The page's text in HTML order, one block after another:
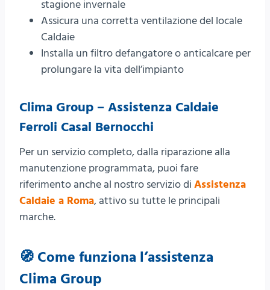
stagione invernale
Assicura una corretta ventilazione del locale
Caldaie
Installa un filtro defangatore o anticalcare per
prolungare la vita dell’impianto
Clima Group – Assistenza Caldaie
Ferroli Casal Bernocchi
Per un servizio completo, dalla riparazione alla
manutenzione programmata, puoi fare
riferimento anche al nostro servizio di Assistenza
Caldaie a Roma, attivo su tutte le principali
marche.
🧭 Come funziona l’assistenza
Clima Group